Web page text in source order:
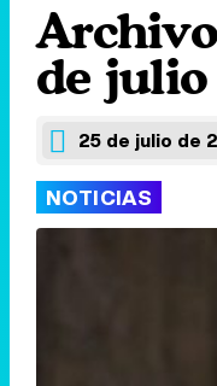
de julio
25 de julio de
NOTICIAS